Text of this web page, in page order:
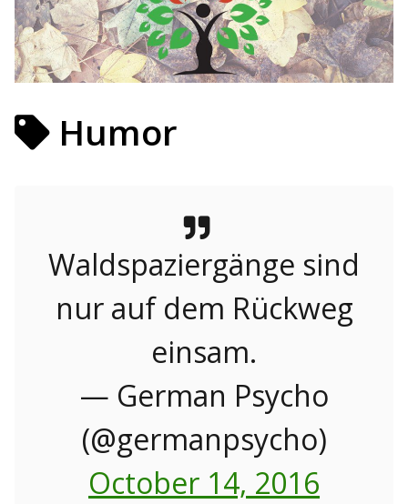
Humor
Waldspaziergänge sind
nur auf dem Rückweg
einsam.
— German Psycho
(@germanpsycho)
October 14, 2016